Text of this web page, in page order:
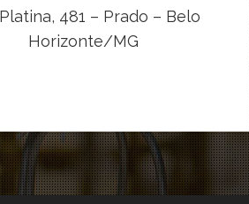
481 – Prado – Belo
Horizonte/MG